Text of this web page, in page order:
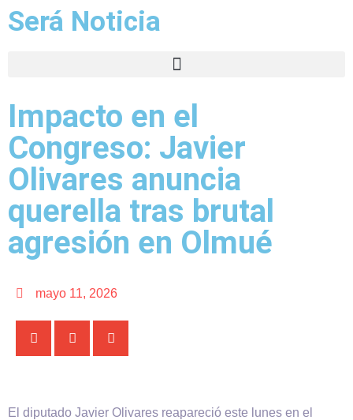
Será Noticia
Impacto en el
Congreso: Javier
Olivares anuncia
querella tras brutal
agresión en Olmué
mayo 11, 2026
El diputado Javier Olivares reapareció este lunes en el